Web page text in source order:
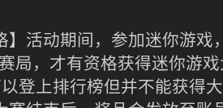
】活动期间，参加迷你游戏
局，才有资格获得迷你游
登上排行榜但并不能获得